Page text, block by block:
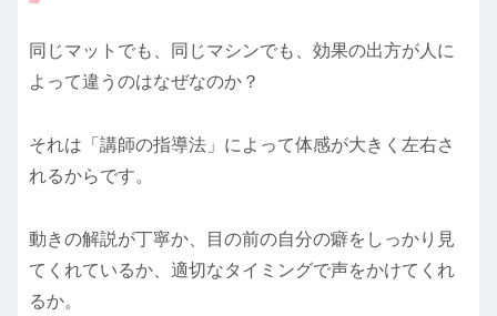
同じマットでも、同じマシンでも、効果の出方が人に
よって違うのはなぜなのか？
それは「講師の指導法」によって体感が大きく左右さ
れるからです。
動きの解説が丁寧か、目の前の自分の癖をしっかり見
てくれているか、適切なタイミングで声をかけてくれ
るか。